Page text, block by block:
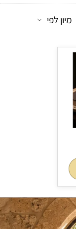
מיון לפי